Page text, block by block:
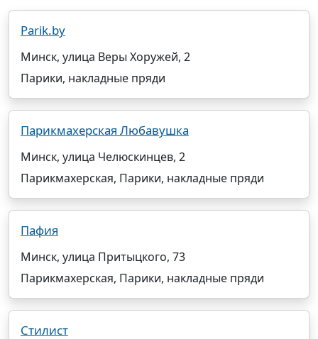
Parik.by
Минск, улица Веры Хоружей, 2
Парики, накладные пряди
Парикмахерская Любавушка
Минск, улица Челюскинцев, 2
Парикмахерская, Парики, накладные пряди
Пафия
Минск, улица Притыцкого, 73
Парикмахерская, Парики, накладные пряди
Стилист